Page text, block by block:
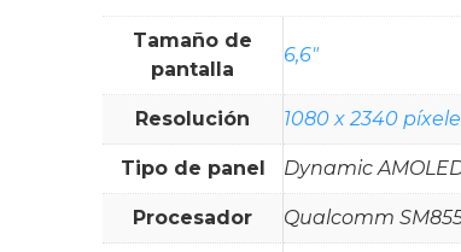
Tamaño de
pantalla
6,6"
Resolución 1080 x 2340
Tipo de panel Dynamic
Procesador Qualcomm